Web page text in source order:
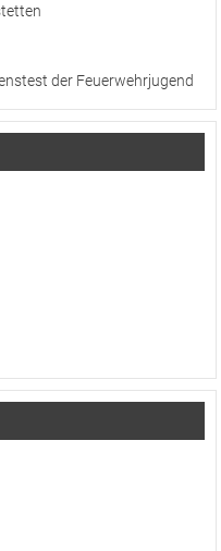
der Feuerwehrjugend